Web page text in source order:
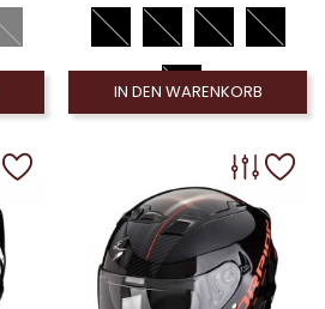
IN DEN WARENKORB